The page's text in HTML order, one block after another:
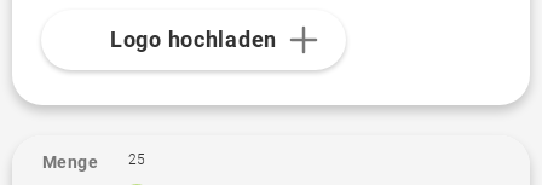
Logo hochladen
Menge 25